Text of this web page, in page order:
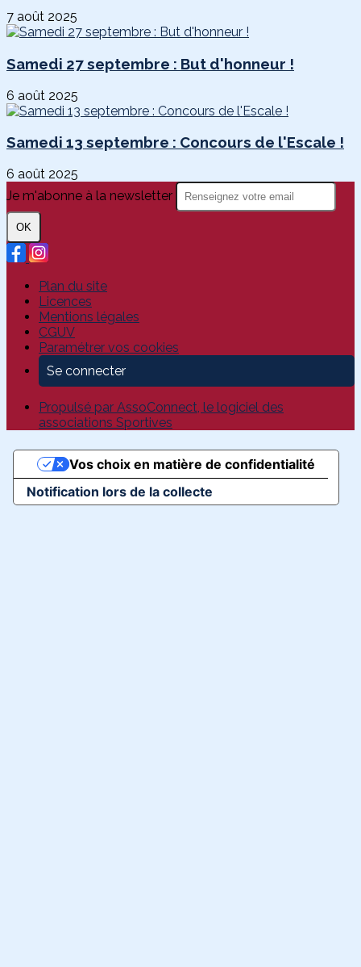
7 août 2025
Samedi 27 septembre : But d'honneur !
6 août 2025
Samedi 13 septembre : Concours de l'Escale !
6 août 2025
Je m'abonne à la newsletter
OK
Plan du site
Licences
Mentions légales
CGUV
Paramétrer vos cookies
Se connecter
Propulsé par AssoConnect, le logiciel des
associations Sportives
Notification lors de la collecte
Vos choix en matière de confidentialité